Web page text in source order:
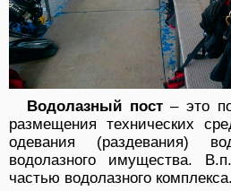
Водолазный пост– это
размещения технических
одевания (раздевания)
водолазного имущества.
частью водолазного комплекса.